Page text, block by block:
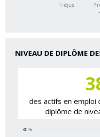
Fréjus
NIVEAU DE DIPLÔME
des actifs en emploi
diplôme de
80 %